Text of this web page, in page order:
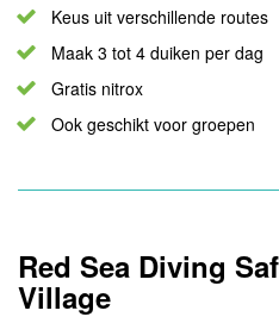
Keus uit verschillende routes
Maak 3 tot 4 duiken per dag
Gratis nitrox
Ook geschikt voor groepen
Red Sea Diving
Village